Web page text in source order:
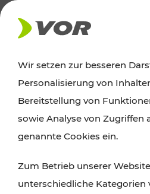
AKTUELLES
Ausflugstipps
Wien, Niederösterreich und
Wanderungen, Kultur und
Radtouren oder purer
Wir setzen zur besseren
Personalisierung von
Bereitstellung von
sowie Analyse von Zugriffen
genannte Cookies ein.
Zum Betrieb unserer
unterschiedliche Kategorien